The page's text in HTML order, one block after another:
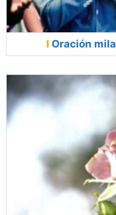
Oración